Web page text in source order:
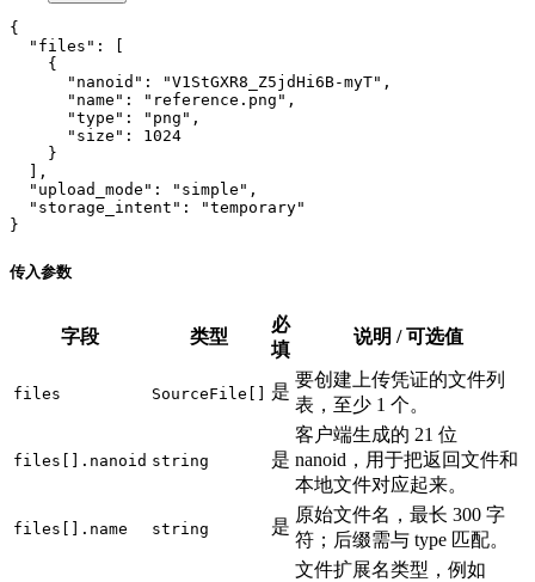
{
  "files": [
    {
      "nanoid": "V1StGXR8_Z5jdHi6B-myT",
      "name": "reference.png",
      "type": "png",
      "size": 1024
    }
  ],
  "upload_mode": "simple",
  "storage_intent": "temporary"
}
传入参数
字段 类型
必
填
说明 / 可选值
files SourceFile[] 是
要创建上传凭证的文件列
表，至少 1 个。
files[].nanoid string 是
客户端生成的 21 位
nanoid，用于把返回文件和
本地文件对应起来。
files[].name string 是
原始文件名，最长 300 字
符；后缀需与 type 匹配。
文件扩展名类型，例如